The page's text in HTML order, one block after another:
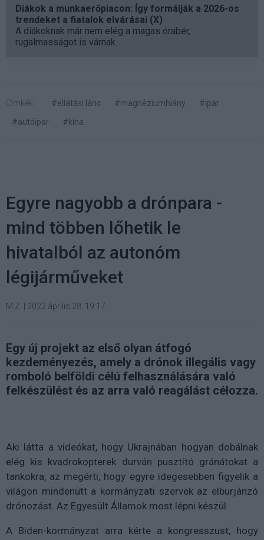
Diákok a munkaerőpiacon: Így formálják a 2026-os
trendeket a fiatalok elvárásai (X)
A diákoknak már nem elég a magas órabér,
rugalmasságot is várnak.
Címkék: #ellátási lánc #magnéziumhiány
#ipar
#autóipar
#kína
Egyre nagyobb a drónpara -
mind többen lőhetik le
hivatalból az autonóm
légijárműveket
M.Z. 2022 április 28. 19:17
Egy új projekt az első olyan átfogó
kezdeményezés, amely a drónok illegális vagy
romboló belföldi célú felhasználására való
felkészülést és az arra való reagálást célozza.
Aki látta a videókat, hogy Ukrajnában hogyan dobálnak
elég kis kvadrokopterek durván pusztító gránátokat a
tankokra, az megérti, hogy egyre idegesebben figyelik a
világon mindenütt a kormányzati szervek az elburjánzó
drónozást. Az Egyesült Államok most lépni készül.
A Biden-kormányzat arra kérte a kongresszust, hogy